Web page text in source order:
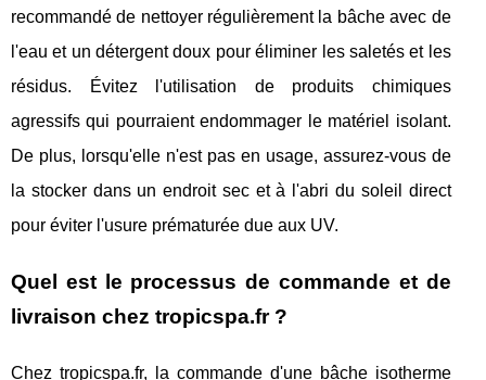
recommandé de nettoyer régulièrement la bâche avec de
l'eau et un détergent doux pour éliminer les saletés et les
résidus. Évitez l'utilisation de produits chimiques
agressifs qui pourraient endommager le matériel isolant.
De plus, lorsqu'elle n'est pas en usage, assurez-vous de
la stocker dans un endroit sec et à l'abri du soleil direct
pour éviter l'usure prématurée due aux UV.
Quel est le processus de commande et de
livraison chez tropicspa.fr ?
Chez tropicspa.fr, la commande d'une bâche isotherme